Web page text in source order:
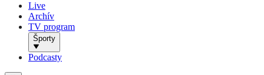
Live
Archív
TV program
Športy
Podcasty